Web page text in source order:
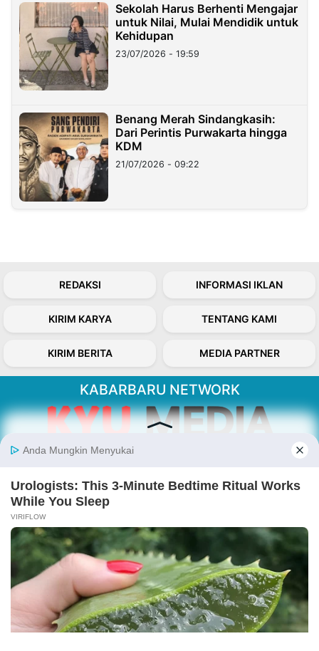
Sekolah Harus Berhenti Mengajar
untuk Nilai, Mulai Mendidik untuk
Kehidupan
23/07/2026 - 19:59
Benang Merah Sindangkasih:
Dari Perintis Purwakarta hingga
KDM
21/07/2026 - 09:22
REDAKSI INFORMASI IKLAN
KIRIM KARYA TENTANG KAMI
KIRIM BERITA MEDIA PARTNER
KABARBARU NETWORK
Kabarbaru.co menyajikan berita aktual dan
inspiratif dari sudut pandang berbaik sangka
Follow Kabarbaru